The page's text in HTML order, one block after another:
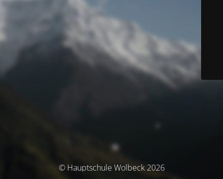
© Hauptschule Wolbeck 2026